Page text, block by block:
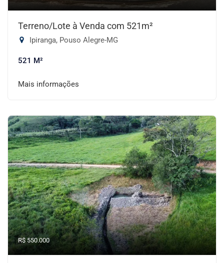
Terreno/Lote à Venda com 521m²
Ipiranga, Pouso Alegre-MG
521 M²
Mais informações
R$ 550.000